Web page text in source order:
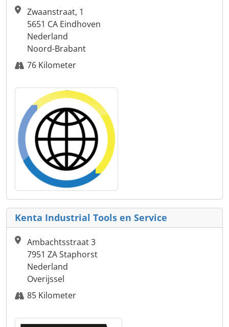
Zwaanstraat, 1
5651 CA Eindhoven
Nederland
Noord-Brabant
76 Kilometer
Kenta Industrial Tools en Service
Ambachtsstraat 3
7951 ZA Staphorst
Nederland
Overijssel
85 Kilometer